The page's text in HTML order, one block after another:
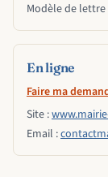
Modèle de lettre
En ligne
Faire ma
Site :
Email :